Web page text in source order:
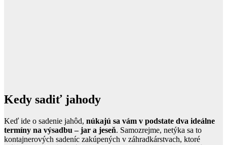
Kedy sadiť jahody
Keď ide o sadenie jahôd, núkajú sa vám v podstate dva ideálne
termíny na výsadbu – jar a jeseň. Samozrejme, netýka sa to
kontajnerových sadeníc zakúpených v záhradkárstvach, ktoré